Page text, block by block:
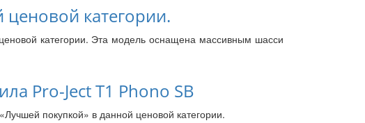
ценовой категории.
категории. Эта модель оснащена массивным шасси
Pro-Ject T1 Phono SB
покупкой» в данной ценовой категории.